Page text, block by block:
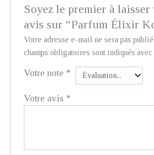
Soyez le premier à laisser
avis sur “Parfum Élixir
Votre adresse e-mail ne sera pas
champs obligatoires sont indiqués avec
Votre note *
Votre avis *